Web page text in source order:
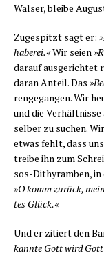
Wal­ser, blei­be
Zuge­spitzt sagt er:
ha­be­rei.«Wir sei­en
dar­auf aus­ge­rich­tet
dar­an Anteil. Das
ren­ge­gan­gen. Wir
und die
sel­ber zu suchen.
etwas fehlt, dass
trei­be ihn zum
sos-Dithy­ram­ben,
»O komm zurück,
tes Glück.«
Und er zitiert den
kann­te Gott wird